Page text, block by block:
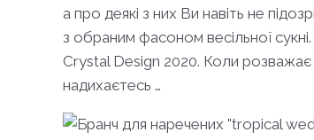
а про деякі з них Ви навіть не
з обраним фасоном весільної
Crystal Design 2020. Коли розважає
надихаєтесь …